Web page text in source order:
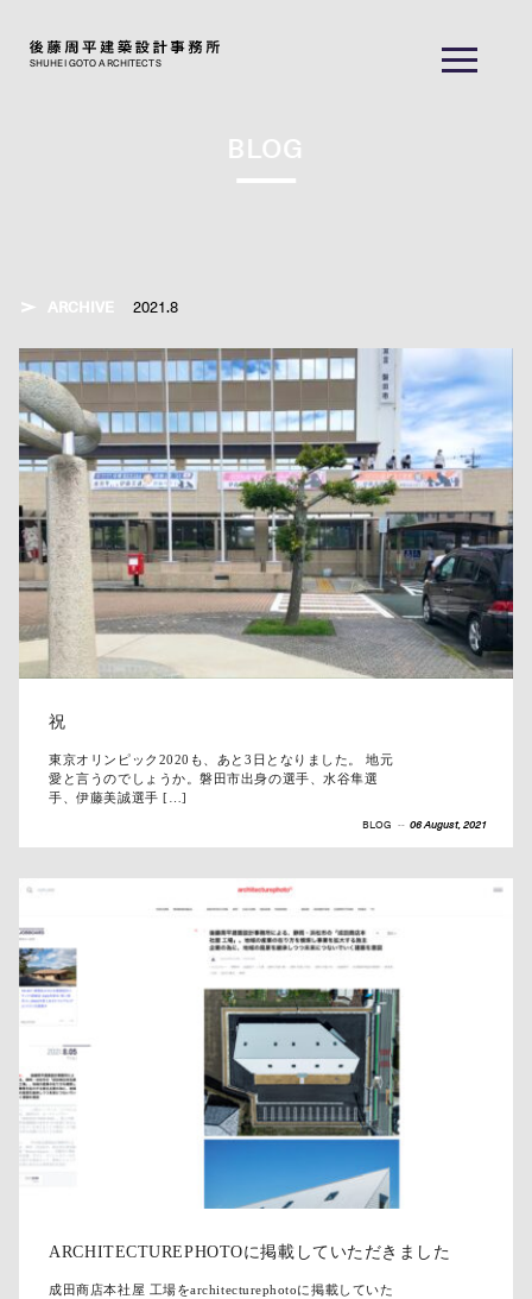
SHUHEI GOTO ARCHITECTS
BLOG
ARCHIVE 2021.8
祝
東京オリンピック2020も、あと3日となりました。 地元
愛と言うのでしょうか。磐田市出身の選手、水谷隼選
手、伊藤美誠選手 […]
BLOG -- 06 August, 2021
ARCHITECTUREPHOTOに掲載していただきました
成田商店本社屋 工場をarchitecturephotoに掲載していた